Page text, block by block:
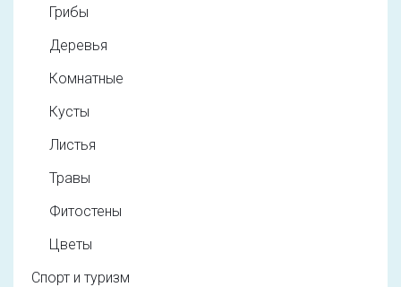
Грибы
Деревья
Комнатные
Кусты
Листья
Травы
Фитостены
Цветы
Спорт и туризм